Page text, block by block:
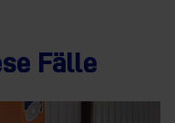
Fälle